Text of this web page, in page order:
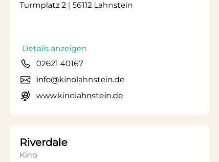
Turmplatz 2 | 56112 Lahnstein
Details anzeigen
02621 40167
info@kinolahnstein.de
www.kinolahnstein.de
Riverdale
Kino